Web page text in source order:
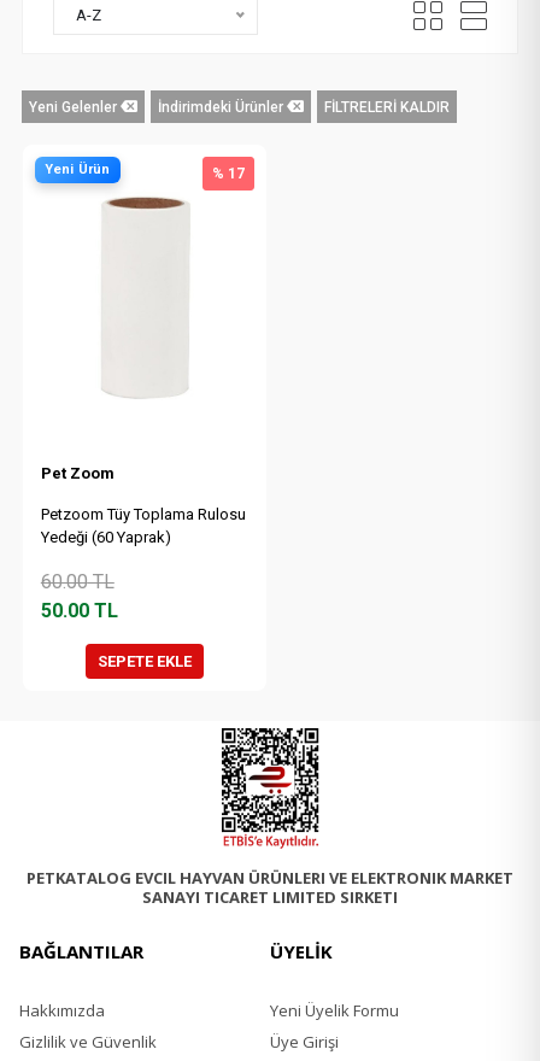
A-Z
Yeni Gelenler İndirimdeki Ürünler FİLTRELERİ KALDIR
Yeni Ürün
Pet Zoom
Petzoom Tüy Toplama Rulosu
Yedeği (60 Yaprak)
60.00TL
50.00TL
% 17
SEPETE EKLE
PETKATALOG EVCIL HAYVAN ÜRÜNLERI VE ELEKTRONIK MARKET
SANAYI TICARET LIMITED SIRKETI
BAĞLANTILAR
Hakkımızda
Gizlilik ve Güvenlik
ÜYELİK
Yeni Üyelik Formu
Üye Girişi